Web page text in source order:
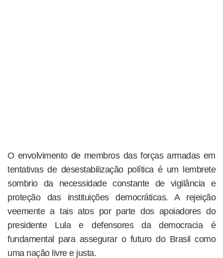
O envolvimento de membros das forças armadas em
tentativas de desestabilização política é um lembrete
sombrio da necessidade constante de vigilância e
proteção das instituições democráticas. A rejeição
veemente a tais atos por parte dos apoiadores do
presidente Lula e defensores da democracia é
fundamental para assegurar o futuro do Brasil como
uma nação livre e justa.